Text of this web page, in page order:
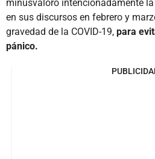
minusvaloró intencionadamente
en sus discursos en febrero y
gravedad de la COVID-19, para
pánico.